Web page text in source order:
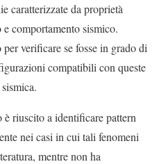
caratterizzate da proprietà
comportamento sismico.
verificare se fosse in grado di
compatibili con queste
riuscito a identificare pattern
nei casi in cui tali fenomeni
mentre non ha